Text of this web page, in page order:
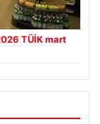
TÜİK mart